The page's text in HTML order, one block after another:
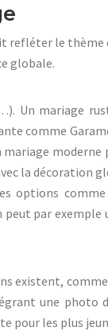
le
globale.
Un mariage
comme
la décoration
par
existent,
une photo
pour les plus